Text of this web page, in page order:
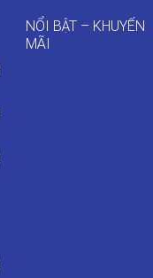
NỔI BẬT – KHUYẾN
MÃI